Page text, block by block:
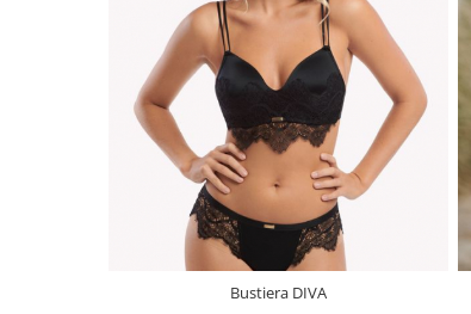
Bustiera DIVA